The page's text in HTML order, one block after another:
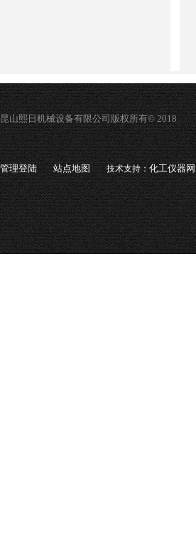
昆山熙日机械设备有限公司版权所有© 2018
管理登陆 站点地图 技术支持：化工仪器网